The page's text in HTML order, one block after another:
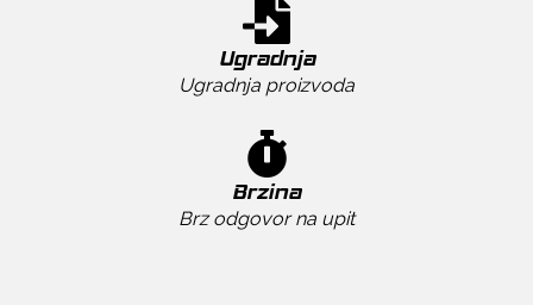
Ugradnja
Ugradnja proizvoda
Brzina
Brz odgovor na upit